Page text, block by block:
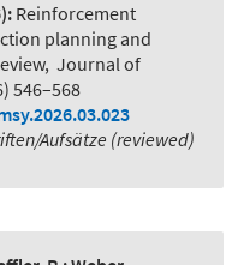
Reinforcement
planning and
, Journal of
546–568
Aufsätze (reviewed)